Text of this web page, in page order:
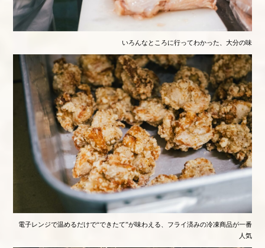
いろんなところに行ってわかった、大分の味
電子レンジで温めるだけで“できたて”が味わえる、フライ済みの冷凍商品が一番
人気